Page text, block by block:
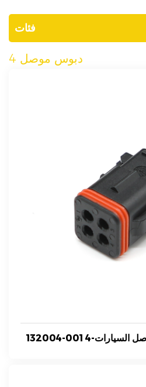
فئات
دبوس موصل 4
موصل السيارات